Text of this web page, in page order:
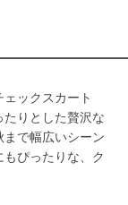
ックスカート
りとした贅沢な
で幅広いシーン
ぴったりな、ク